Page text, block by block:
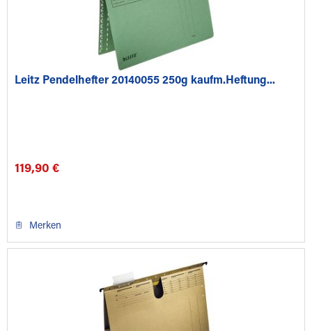
Leitz Pendelhefter 20140055 250g kaufm.Heftung...
119,90 €
Merken